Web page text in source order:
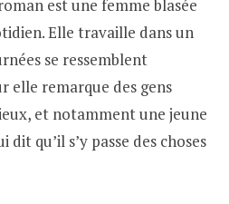
est une femme blasée
Elle travaille dans un
se ressemblent
elle remarque des gens
et notamment une jeune
qu’il s’y passe des choses